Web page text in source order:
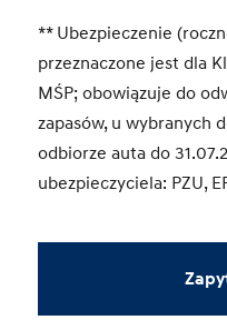
** Ubezpieczenie
przeznaczone jest dla
MŚP; obowiązuje do
zapasów, u wybranych
odbiorze auta do
ubezpieczyciela: PZU,